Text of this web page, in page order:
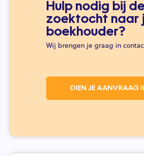
Hulp nodig bij de
zoektocht naar
boekhouder?
Wij brengen je graag in
DIEN JE AANVRAAG